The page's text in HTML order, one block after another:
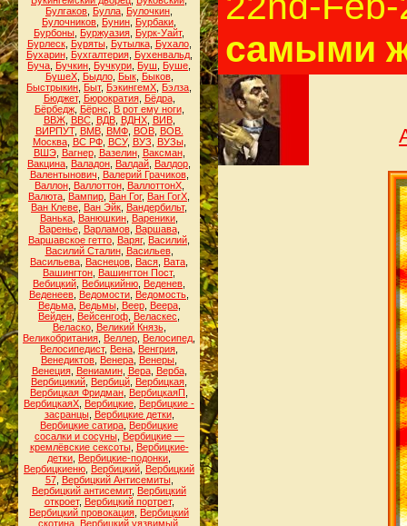
Булгаков Булла Булочкин
Булочников Бунин Бурбаки
Бурбоны Буржуазия Бурк-Уайт,
Бурлеск, Буряты, Бутылка, Бухало,
Бухарин, Бухгалтерия, Бухенвальд,
Буча Бучкин Бучкури Буш Буше
БушеХ, Быдло, Бык, Быков,
Быстрыкин Быт, БэкингемХ Бэлза
Бюджет, Бюрократия, Бёдра,
Бёрбедж, Бёрнс В рот ему ноги,
ВВЖ, ВВС, ВДВ, ВДНХ, ВИВ,
ВИРПУТ, ВМВ, ВМФ, ВОВ, ВОВ.
Москва, ВС РФ, ВСУ, ВУЗ ВУЗы,
ВШЭ, Вагнер, Вазелин, Ваксман,
Вакцина Валадон Валдай Валдор
Валентынович
Валерий Грачиков,
Валлон, Валлоттон, ВаллоттонХ,
Валюта Вампир Ван Гог, Ван ГогХ
Ван Клеве Ван Эйк Вандербильт,
Ванька Ванюшкин Вареники
Варенье, Варламов, Варшава,
Варшавское гетто Варяг, Василий
Василий Сталин, Васильев,
Васильева Васнецов Вася Вата
Вашингтон Вашингтон Пост,
Вебицкий Вебицкийню Веденев
Веденеев Ведомости Ведомость
Ведьма, Ведьмы, Веер, Веера,
Вейден Вейсенгоф Веласкес
Веласко, Великий Князь,
Великобритания Веллер Велосипед
Велосипедист, Вена Венгрия
Венедиктов Венера Венеры
Венеция, Вениамин, Вера, Верба,
Вербицикий Вербицй Вербицкая
Вербицкая Фридман ВербицкаяП
ВербицкаяХ Вербицкие Вербицкие -
засранцы, Вербицкие детки,
Вербицкие сатира Вербицкие
сосалки и сосуны, Вербицкие —
кремлёвские сексоты, Вербицкие-
детки Вербицкие-подонки
Вербицкиеню Вербицкий Вербицкий
57, Вербицкий Антисемиты,
Вербицкий антисемит, Вербицкий
откроет, Вербицкий портрет,
Вербицкий провокация Вербицкий
скотина, Вербицкий уязвимый,
самыми